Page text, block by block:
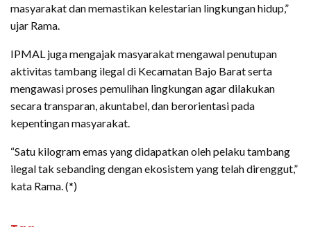
masyarakat dan memastikan kelestarian lingkungan hidup,”
ujar Rama.
IPMAL juga mengajak masyarakat mengawal penutupan
aktivitas tambang ilegal di Kecamatan Bajo Barat serta
mengawasi proses pemulihan lingkungan agar dilakukan
secara transparan, akuntabel, dan berorientasi pada
kepentingan masyarakat.
“Satu kilogram emas yang didapatkan oleh pelaku tambang
ilegal tak sebanding dengan ekosistem yang telah direnggut,”
kata Rama. (*)